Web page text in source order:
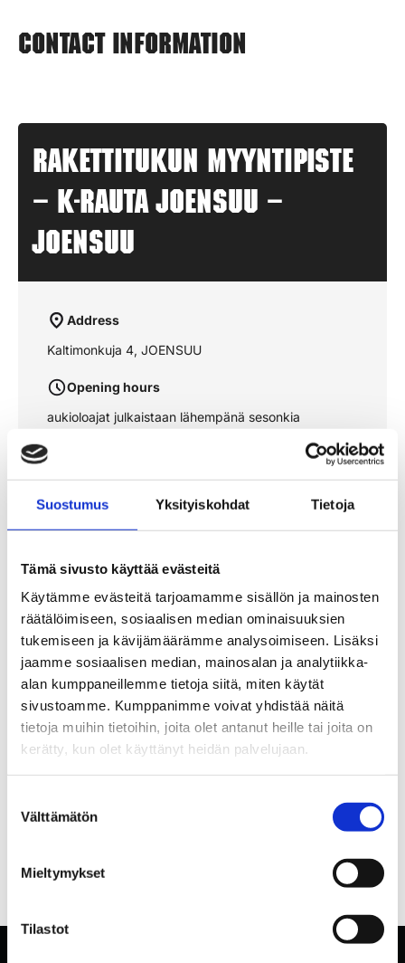
Suostumus Yksityiskohdat Tietoja
Tämä sivusto käyttää evästeitä
Käytämme evästeitä tarjoamamme sisällön ja mainosten
räätälöimiseen, sosiaalisen median ominaisuuksien
tukemiseen ja kävijämäärämme analysoimiseen. Lisäksi
jaamme sosiaalisen median, mainosalan ja analytiikka-
alan kumppaneillemme tietoja siitä, miten käytät
sivustoamme. Kumppanimme voivat yhdistää näitä
tietoja muihin tietoihin, joita olet antanut heille tai joita on
kerätty, kun olet käyttänyt heidän palvelujaan.
valinta
Välttämätön
Mieltymykset
Tilastot
Contact information
Rakettitukun myyntipiste
– K-RAUTA JOENSUU –
JOENSUU
Address
Kaltimonkuja 4, JOENSUU
Opening hours
aukioloajat julkaistaan lähempänä sesonkia
See the route on the map